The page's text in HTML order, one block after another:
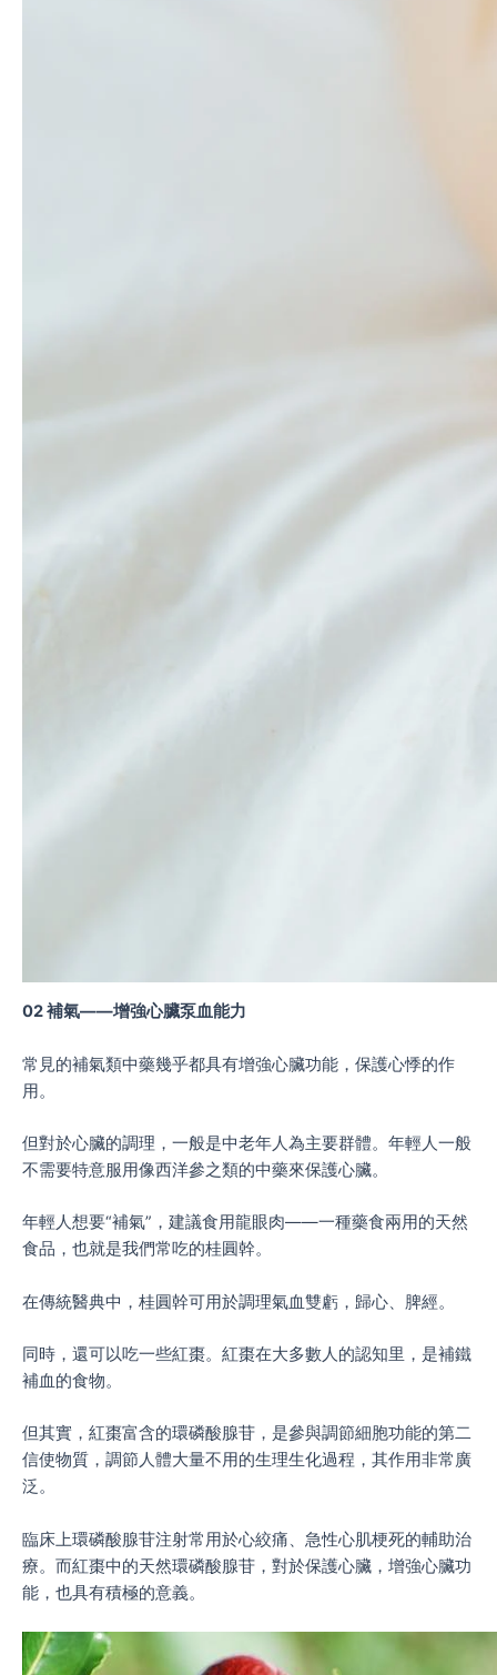
02 補氣——增強心臟泵血能力
常見的補氣類中藥幾乎都具有增強心臟功能，保護心悸的作
用。
但對於心臟的調理，一般是中老年人為主要群體。年輕人一般
不需要特意服用像西洋參之類的中藥來保護心臟。
年輕人想要“補氣”，建議食用龍眼肉——一種藥食兩用的天然
食品，也就是我們常吃的桂圓幹。
在傳統醫典中，桂圓幹可用於調理氣血雙虧，歸心、脾經。
同時，還可以吃一些紅棗。紅棗在大多數人的認知里，是補鐵
補血的食物。
但其實，紅棗富含的環磷酸腺苷，是參與調節細胞功能的第二
信使物質，調節人體大量不用的生理生化過程，其作用非常廣
泛。
臨床上環磷酸腺苷注射常用於心絞痛、急性心肌梗死的輔助治
療。而紅棗中的天然環磷酸腺苷，對於保護心臟，增強心臟功
能，也具有積極的意義。